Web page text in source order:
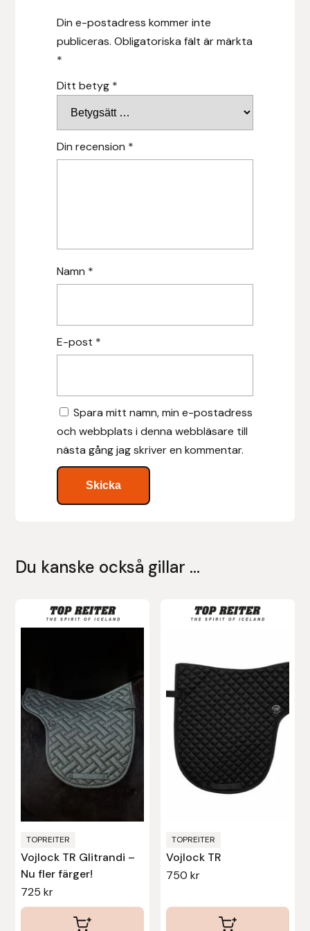
Din e-postadress kommer inte
publiceras. Obligatoriska fält är märkta
*
Ditt betyg *
Din recension *
Namn *
E-post *
Spara mitt namn, min e-postadress
och webbplats i denna webbläsare till
nästa gång jag skriver en kommentar.
Du kanske också gillar …
TOPREITER
Vojlock TR Glitrandi –
Nu fler färger!
725kr
här
flera
varianter.
alternativen
på
produktsidan
TOPREITER
Vojlock TR
750 kr
Hansbo Sport
Hesta Gallery
Källquist Equestrian
Kidka of Iceland
Lenanders Grafiska
Lippo
Lysi Ehf
Metalab
Muck Boot Company